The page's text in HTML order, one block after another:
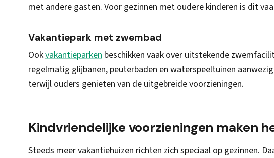
met andere gasten. Voor gezinnen met oudere kinderen is dit
Vakantiepark met zwembad
Ookvakantieparken beschikken vaak over uitstekende
regelmatig glijbanen, peuterbaden en waterspeeltuinen
terwijl ouders genieten van de uitgebreide voorzieningen.
Kindvriendelijke voorzieningen maken
Steeds meer vakantiehuizen richten zich speciaal op gezinnen.